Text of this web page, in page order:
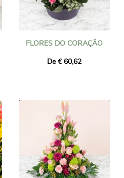
FLORES DO CORAÇÃO
De € 60,62